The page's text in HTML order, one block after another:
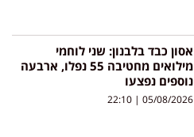
אסון כבד בלבנון: שני לוחמי
מילואים מחטיבה 55 נפלו, ארבעה
נוספים נפצעו
05/08/2026